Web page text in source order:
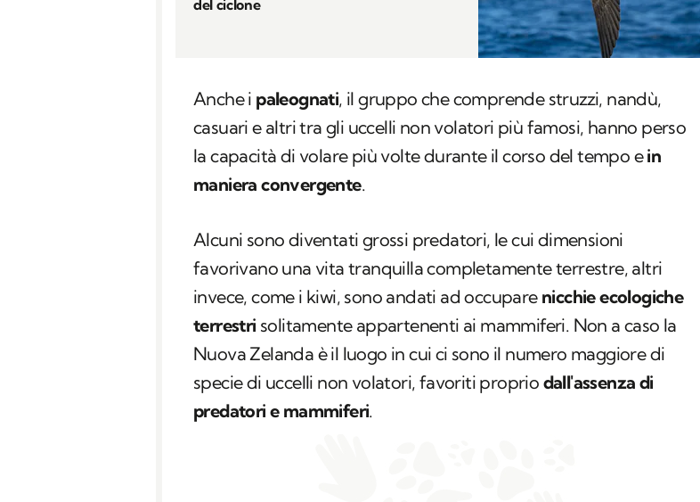
del ciclone
Anche i paleognati, il gruppo che comprende struzzi, nandù,
casuari e altri tra gli uccelli non volatori più famosi, hanno perso
la capacità di volare più volte durante il corso del tempo ein
maniera convergente.
Alcuni sono diventati grossi predatori, le cui dimensioni
favorivano una vita tranquilla completamente terrestre, altri
invece, come i kiwi, sono andati ad occupare nicchie ecologiche
terrestri solitamente appartenenti ai mammiferi. Non a caso la
Nuova Zelanda è il luogo in cui ci sono il numero maggiore di
specie di uccelli non volatori, favoriti proprio dall'assenza di
predatori e mammiferi.